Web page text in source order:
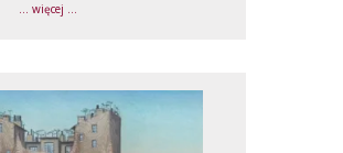
... więcej ...